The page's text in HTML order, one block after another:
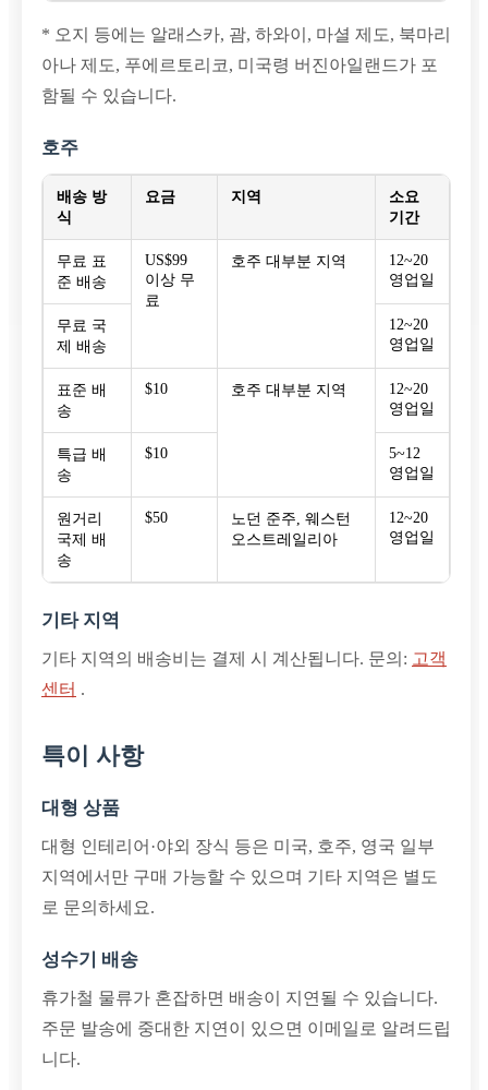
* 오지 등에는 알래스카, 괌, 하와이, 마셜 제도, 북마리
아나 제도, 푸에르토리코, 미국령 버진아일랜드가 포
함될 수 있습니다.
호주
배송 방
식
요금 지역
소요
기간
무료 표
준 배송
US$99
이상 무
료
호주 대부분 지역
12~20
영업일
무료 국
제 배송
12~20
영업일
표준 배
송
$10 호주 대부분 지역
12~20
영업일
특급 배
송
$10
5~12
영업일
원거리
국제 배
송
$50
노던 준주, 웨스턴
오스트레일리아
12~20
영업일
기타 지역
기타 지역의 배송비는 결제 시 계산됩니다. 문의: 고객
센터 .
특이 사항
대형 상품
대형 인테리어·야외 장식 등은 미국, 호주, 영국 일부
지역에서만 구매 가능할 수 있으며 기타 지역은 별도
로 문의하세요.
성수기 배송
휴가철 물류가 혼잡하면 배송이 지연될 수 있습니다.
주문 발송에 중대한 지연이 있으면 이메일로 알려드립
니다.